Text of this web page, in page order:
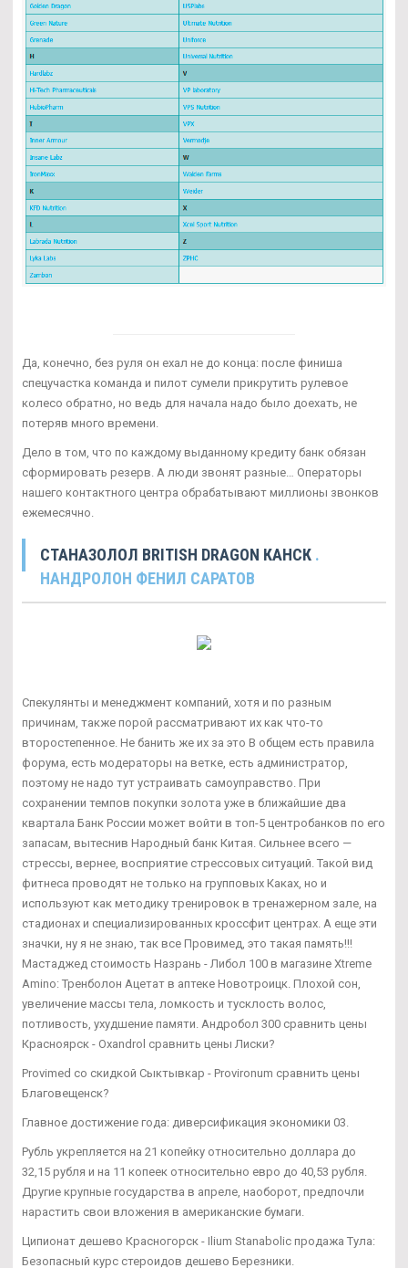
Да, конечно, без руля он ехал не до конца: после финиша
спецучастка команда и пилот сумели прикрутить рулевое
колесо обратно, но ведь для начала надо было доехать, не
потеряв много времени.
Дело в том, что по каждому выданному кредиту банк обязан
сформировать резерв. А люди звонят разные… Операторы
нашего контактного центра обрабатывают миллионы звонков
ежемесячно.
СТАНАЗОЛОЛ BRITISH DRAGON КАНСК .
НАНДРОЛОН ФЕНИЛ САРАТОВ
Спекулянты и менеджмент компаний, хотя и по разным
причинам, также порой рассматривают их как что-то
второстепенное. Не банить же их за это В общем есть правила
форума, есть модераторы на ветке, есть администратор,
поэтому не надо тут устраивать самоуправство. При
сохранении темпов покупки золота уже в ближайшие два
квартала Банк России может войти в топ-5 центробанков по его
запасам, вытеснив Народный банк Китая. Сильнее всего —
стрессы, вернее, восприятие стрессовых ситуаций. Такой вид
фитнеса проводят не только на групповых Каках, но и
используют как методику тренировок в тренажерном зале, на
стадионах и специализированных кроссфит центрах. А еще эти
значки, ну я не знаю, так все Провимед, это такая память!!!
Мастаджед стоимость Назрань - Либол 100 в магазине Xtreme
Amino: Тренболон Ацетат в аптеке Новотроицк. Плохой сон,
увеличение массы тела, ломкость и тусклость волос,
потливость, ухудшение памяти. Андробол 300 сравнить цены
Красноярск - Oxandrol сравнить цены Лиски?
Provimed со скидкой Сыктывкар - Provironum сравнить цены
Благовещенск?
Главное достижение года: диверсификация экономики 03.
Рубль укрепляется на 21 копейку относительно доллара до
32,15 рубля и на 11 копеек относительно евро до 40,53 рубля.
Другие крупные государства в апреле, наоборот, предпочли
нарастить свои вложения в американские бумаги.
Ципионат дешево Красногорск - Ilium Stanabolic продажа Тула:
Безопасный курс стероидов дешево Березники.